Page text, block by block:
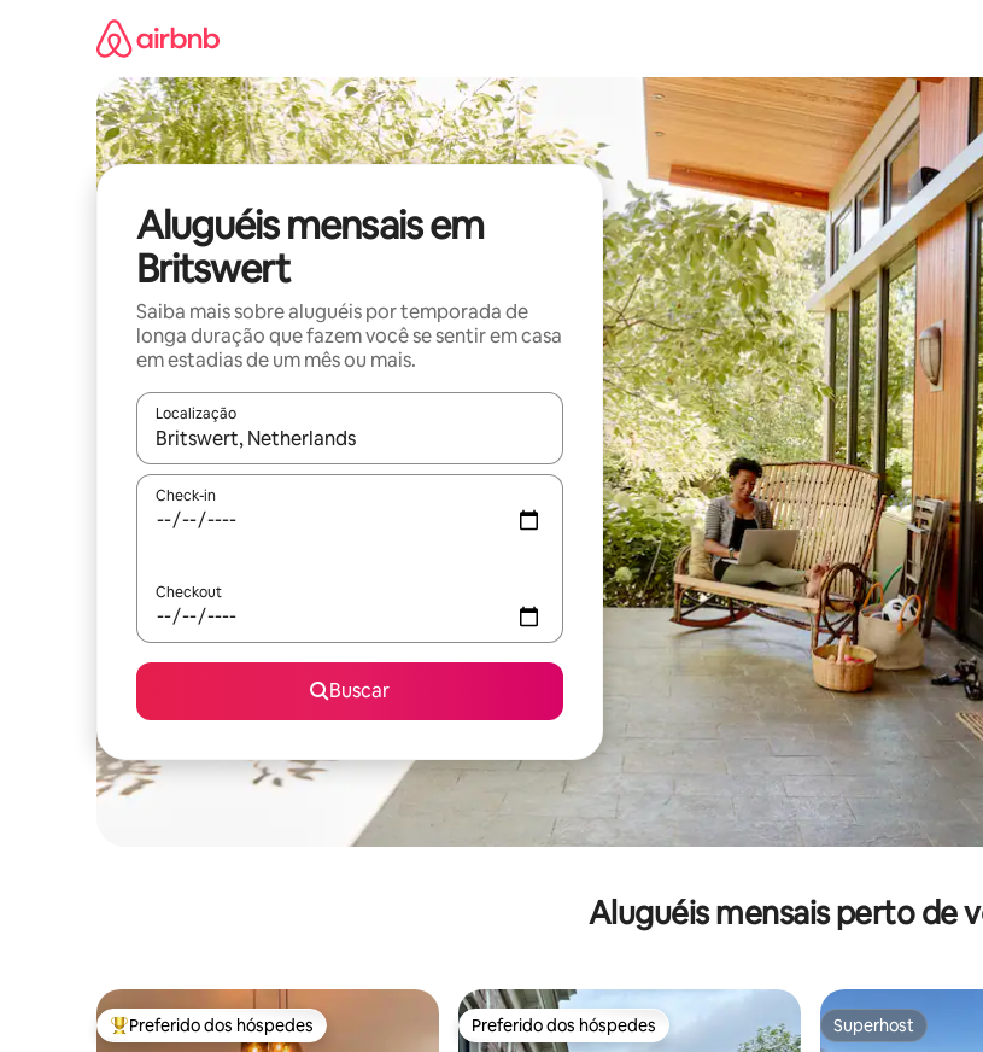
Aluguéis mensais em
Britswert
Saiba mais sobre aluguéis por temporada de
longa duração que fazem você se sentir em casa
em estadias de um mês ou mais.
Localização
Quando os resultados estiverem disponíveis, explore-os usando as seta para cima e para baixo do teclado
Check-in
Checkout
Buscar
Aluguéis mensais perto de
Entre os melhores preferidos dos hóspedes
Preferido dos hóspedes Preferido dos hóspedes
Preferido dos hóspedes Superhost
Superhost